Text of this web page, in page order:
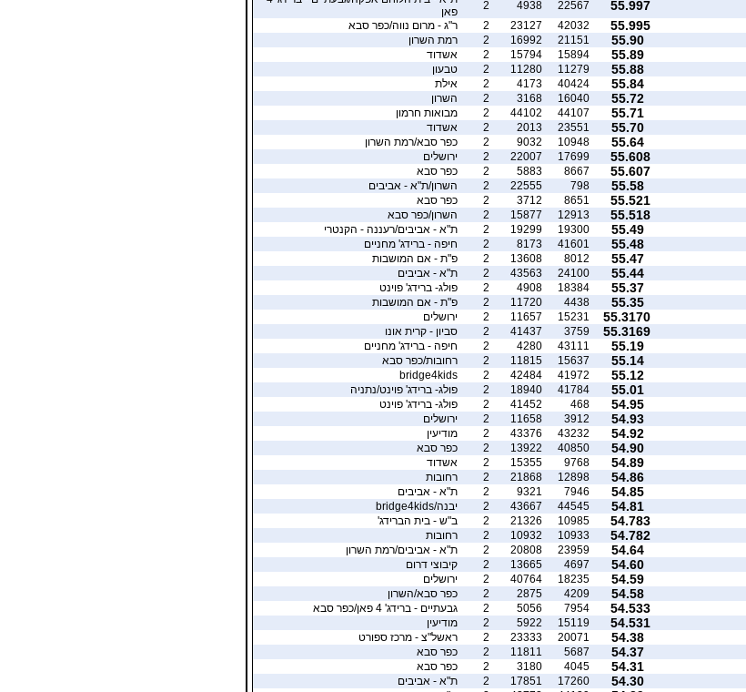
55.997
22567
4938
2
פאן
55.995
42032
23127
2
ר"ג - מרום נווה/כפר סבא
55.90
21151
16992
2
רמת השרון
55.89
15894
15794
2
אשדוד
55.88
11279
11280
2
טבעון
55.84
40424
4173
2
אילת
55.72
16040
3168
2
השרון
55.71
44107
44102
2
מבואות חרמון
55.70
23551
2013
2
אשדוד
55.64
10948
9032
2
כפר סבא/רמת השרון
55.608
17699
22007
2
ירושלים
55.607
8667
5883
2
כפר סבא
55.58
798
22555
2
השרון/ת"א - אביבים
55.521
8651
3712
2
כפר סבא
55.518
12913
15877
2
השרון/כפר סבא
55.49
19300
19299
2
ת"א - אביבים/רעננה - הקנטרי
55.48
41601
8173
2
חיפה - ברידג' מחניים
55.47
8012
13608
2
פ"ת - אם המושבות
55.44
24100
43563
2
ת"א - אביבים
55.37
18384
4908
2
פולג- ברידג' פוינט
55.35
4438
11720
2
פ"ת - אם המושבות
55.3170
15231
11657
2
ירושלים
55.3169
3759
41437
2
סביון - קרית אונו
55.19
43111
4280
2
חיפה - ברידג' מחניים
55.14
15637
11815
2
רחובות/כפר סבא
55.12
41972
42484
2
bridge4kids
55.01
41784
18940
2
פולג- ברידג' פוינט/נתניה
54.95
468
41452
2
פולג- ברידג' פוינט
54.93
3912
11658
2
ירושלים
54.92
43232
43376
2
מודיעין
54.90
40850
13922
2
כפר סבא
54.89
9768
15355
2
אשדוד
54.86
12898
21868
2
רחובות
54.85
7946
9321
2
ת"א - אביבים
54.81
44545
43667
2
יבנה/bridge4kids
54.783
10985
21326
2
ב"ש - בית הברידג'
54.782
10933
10932
2
רחובות
54.64
23959
20808
2
ת"א - אביבים/רמת השרון
54.60
4697
13665
2
קיבוצי דרום
54.59
18235
40764
2
ירושלים
54.58
4209
2875
2
כפר סבא/השרון
54.533
7954
5056
2
גבעתיים - ברידג' 4 פאן/כפר סבא
54.531
15119
5922
2
מודיעין
54.38
20071
23333
2
ראשל"צ - מרכז ספורט
54.37
5687
11811
2
כפר סבא
54.31
4045
3180
2
כפר סבא
54.30
17260
17851
2
ת"א - אביבים